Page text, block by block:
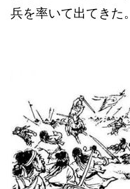
兵を率いて出てきた。